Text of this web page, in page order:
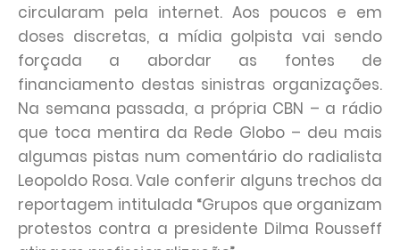
circularam pela internet. Aos poucos e em
doses discretas, a mídia golpista vai sendo
forçada a abordar as fontes de
financiamento destas sinistras organizações.
Na semana passada, a própria CBN – a rádio
que toca mentira da Rede Globo – deu mais
algumas pistas num comentário do radialista
Leopoldo Rosa. Vale conferir alguns trechos da
reportagem intitulada “Grupos que organizam
protestos contra a presidente Dilma Rousseff